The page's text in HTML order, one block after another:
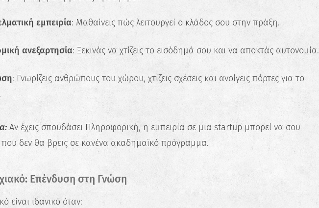
εμπειρία: Μαθαίνεις πώς λειτουργεί ο κλάδος σου στην πράξη.
ανεξαρτησία: Ξεκινάς να χτίζεις το εισόδημά σου και να αποκτάς αυτονομία.
: Γνωρίζεις ανθρώπους του χώρου, χτίζεις σχέσεις και ανοίγεις πόρτες για το
Αν έχεις σπουδάσει Πληροφορική, η εμπειρία σε μια startup μπορεί να σου
που δεν θα βρεις σε κανένα ακαδημαϊκό πρόγραμμα.
Επένδυση στη Γνώση
είναι ιδανικό όταν: